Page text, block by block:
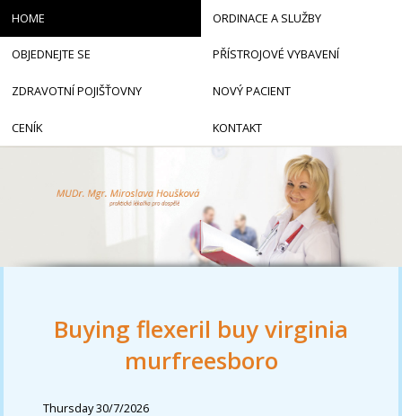
Buying flexeril buy virginia
murfreesboro
Thursday 30/7/2026
HOME ORDINACE A SLUŽBY
OBJEDNEJTE SE PŘÍSTROJOVÉ VYBAVENÍ
ZDRAVOTNÍ POJIŠŤOVNY NOVÝ PACIENT
CENÍK KONTAKT